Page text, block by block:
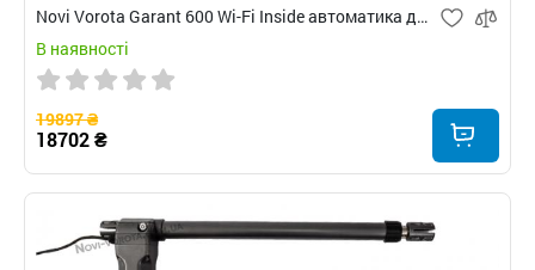
Novi Vorota Garant 600 Wi-Fi Inside автоматика для розпашних воріт
В наявності
19897 ₴
18702 ₴